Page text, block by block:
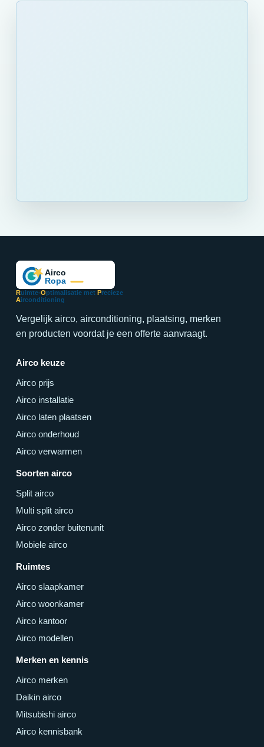
Ruimte-Optimalisatie met Precieze
Airconditioning
Vergelijk airco, airconditioning, plaatsing, merken
en producten voordat je een offerte aanvraagt.
Airco keuze
Airco prijs
Airco installatie
Airco laten plaatsen
Airco onderhoud
Airco verwarmen
Soorten airco
Split airco
Multi split airco
Airco zonder buitenunit
Mobiele airco
Ruimtes
Airco slaapkamer
Airco woonkamer
Airco kantoor
Airco modellen
Merken en kennis
Airco merken
Daikin airco
Mitsubishi airco
Airco kennisbank